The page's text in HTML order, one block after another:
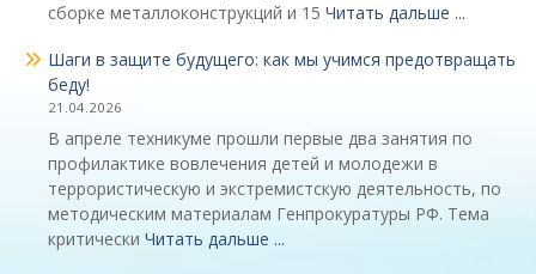
сборке металлоконструкций и 15 Читать дальше ...
Шаги в защите будущего: как мы учимся предотвращать
беду!
21.04.2026
В апреле техникуме прошли первые два занятия по
профилактике вовлечения детей и молодежи в
террористическую и экстремистскую деятельность, по
методическим материалам Генпрокуратуры РФ. Тема
критически Читать дальше ...